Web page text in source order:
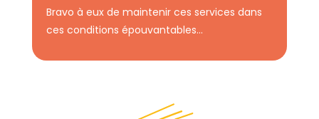
Bravo à eux de maintenir ces services dans
ces conditions épouvantables…